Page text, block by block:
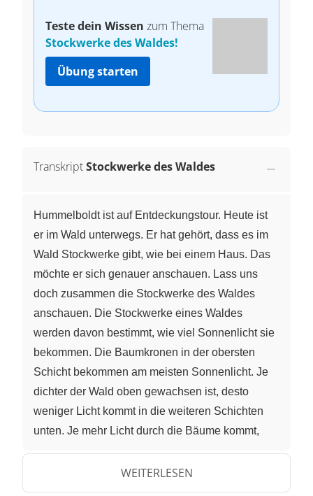
Teste dein Wissen zum Thema
Stockwerke des Waldes!
Übung starten
TranskriptStockwerke des Waldes
Hummelboldt ist auf Entdeckungstour. Heute ist
er im Wald unterwegs. Er hat gehört, dass es im
Wald Stockwerke gibt, wie bei einem Haus. Das
möchte er sich genauer anschauen. Lass uns
doch zusammen die Stockwerke des Waldes
anschauen. Die Stockwerke eines Waldes
werden davon bestimmt, wie viel Sonnenlicht sie
bekommen. Die Baumkronen in der obersten
Schicht bekommen am meisten Sonnenlicht. Je
dichter der Wald oben gewachsen ist, desto
weniger Licht kommt in die weiteren Schichten
unten. Je mehr Licht durch die Bäume kommt,
anderen Schichten wachsen. Die oberste Schicht
des Waldes ist die Baumschicht. Sie ist wie das
WEITERLESEN